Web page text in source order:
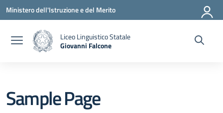
Vai ai contenuti
Vai al menu di navigazione
Vai al footer
Ministero dell'Istruzione e del Merito
Liceo Linguistico Statale
Giovanni Falcone
Sample Page